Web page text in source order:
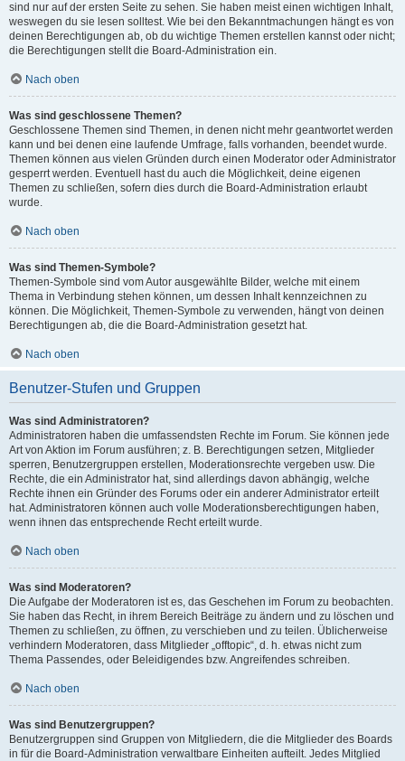
sind nur auf der ersten Seite zu sehen. Sie haben meist einen wichtigen Inhalt,
weswegen du sie lesen solltest. Wie bei den Bekanntmachungen hängt es von
deinen Berechtigungen ab, ob du wichtige Themen erstellen kannst oder nicht;
die Berechtigungen stellt die Board-Administration ein.
Nach oben
Was sind geschlossene Themen?
Geschlossene Themen sind Themen, in denen nicht mehr geantwortet werden
kann und bei denen eine laufende Umfrage, falls vorhanden, beendet wurde.
Themen können aus vielen Gründen durch einen Moderator oder Administrator
gesperrt werden. Eventuell hast du auch die Möglichkeit, deine eigenen
Themen zu schließen, sofern dies durch die Board-Administration erlaubt
wurde.
Nach oben
Was sind Themen-Symbole?
Themen-Symbole sind vom Autor ausgewählte Bilder, welche mit einem
Thema in Verbindung stehen können, um dessen Inhalt kennzeichnen zu
können. Die Möglichkeit, Themen-Symbole zu verwenden, hängt von deinen
Berechtigungen ab, die die Board-Administration gesetzt hat.
Nach oben
Benutzer-Stufen und Gruppen
Was sind Administratoren?
Administratoren haben die umfassendsten Rechte im Forum. Sie können jede
Art von Aktion im Forum ausführen; z. B. Berechtigungen setzen, Mitglieder
sperren, Benutzergruppen erstellen, Moderationsrechte vergeben usw. Die
Rechte, die ein Administrator hat, sind allerdings davon abhängig, welche
Rechte ihnen ein Gründer des Forums oder ein anderer Administrator erteilt
hat. Administratoren können auch volle Moderationsberechtigungen haben,
wenn ihnen das entsprechende Recht erteilt wurde.
Nach oben
Was sind Moderatoren?
Die Aufgabe der Moderatoren ist es, das Geschehen im Forum zu beobachten.
Sie haben das Recht, in ihrem Bereich Beiträge zu ändern und zu löschen und
Themen zu schließen, zu öffnen, zu verschieben und zu teilen. Üblicherweise
verhindern Moderatoren, dass Mitglieder „offtopic“, d. h. etwas nicht zum
Thema Passendes, oder Beleidigendes bzw. Angreifendes schreiben.
Nach oben
Was sind Benutzergruppen?
Benutzergruppen sind Gruppen von Mitgliedern, die die Mitglieder des Boards
in für die Board-Administration verwaltbare Einheiten aufteilt. Jedes Mitglied